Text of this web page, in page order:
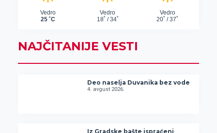
NAJČITANIJE VESTI
Deo naselja Duvanika bez vode
4. avgust 2026.
Iz Gradske bašte ispraćeni